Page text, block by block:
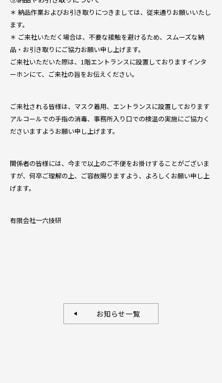
＊ 納品作業およびお引き取りにつきましては、従来通りお願いいたし
ます。
＊ ご来社いただく場合は、不要な接触を避けるため、スムーズな納
品・お引き取りにご協力お願い申し上げます。
ご来社いただいた際は、1階エントランスに設置しておりますインタ
ーホンにて、ご来社の旨をお伝えください。
ご来社される皆様は、マスク着用、エントランスに設置しております
アルコールでの手指の消毒、事務所入り口での検温の実施にご協力く
ださいますようお願い申し上げます。
関係者の皆様には、今まで以上のご不便をお掛けすることがございま
すが、何卒ご理解の上、ご容赦賜りますよう、よろしくお願い申し上
げます。
有限会社一六技研
お知らせ一覧